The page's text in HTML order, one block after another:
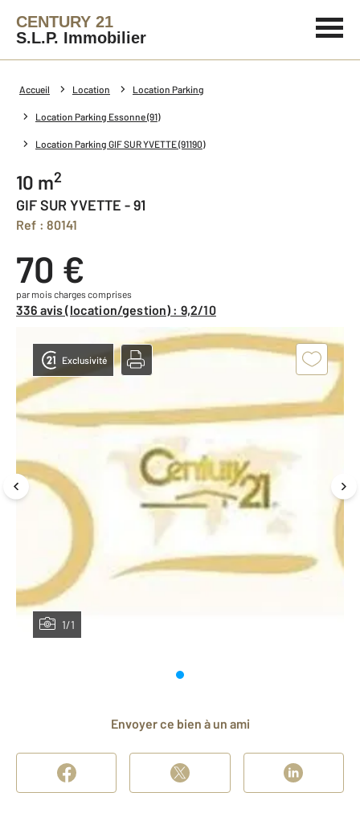
CENTURY 21
S.L.P. Immobilier
Accueil Location Location Parking
Location Parking Essonne (91)
Location Parking GIF SUR YVETTE (91190)
10 m2
GIF SUR YVETTE - 91
Ref : 80141
70 €
par mois charges comprises
336 avis (location/gestion) : 9,2/10
1/1
Exclusivité
Envoyer ce bien à un ami